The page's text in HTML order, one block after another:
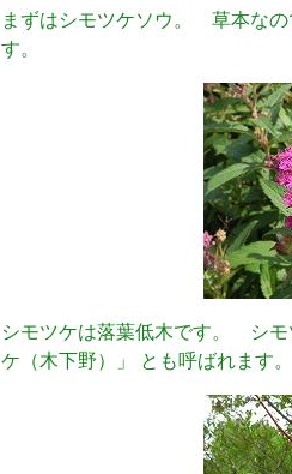
まずはシモツケソウ。 草本なの
す。
シモツケは落葉低木です。 シモ
ケ（木下野）」 とも呼ばれます。